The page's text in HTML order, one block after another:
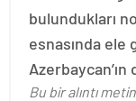
bulundukları
esnasında
Bu bir alıntı